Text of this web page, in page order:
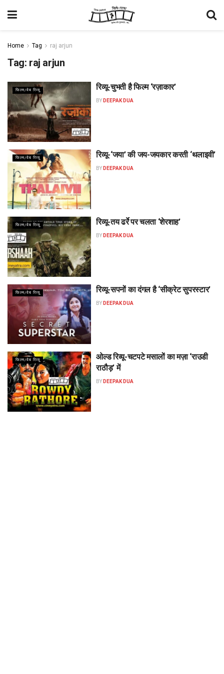
Home Tag raj arjun
Tag: raj arjun
फिल्म/वेब रिव्यू रिव्यू-चुभती है फिल्म ‘रज़ाकार’
BY DEEPAK DUA
फिल्म/वेब रिव्यू रिव्यू-‘जया’ की जय-जयकार करती ‘थलाइवी’
BY DEEPAK DUA
फिल्म/वेब रिव्यू रिव्यू-तय ढर्रे पर चलता ‘शेरशाह’
BY DEEPAK DUA
फिल्म/वेब रिव्यू रिव्यू-सपनों का दंगल है ‘सीक्रेट सुपरस्टार’
BY DEEPAK DUA
फिल्म/वेब रिव्यू
ओल्ड रिव्यू-चटपटे मसालों का मज़ा ‘राउडी
राठौड़’ में
BY DEEPAK DUA